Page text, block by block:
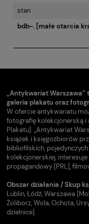
stan
bdb-. [małe otarcia
„Antykwariat
galeria plakatu oraz
W ofercie antykwariatu
fotografię kolekcjonerską i
Plakatu]. „Antykwariat
książek i księgozbiorów
bibliofilskich,
kolekcjonerskiej,
propagandowy [PRL],
Obszar działania / Skup
Lublin, Łódź, Warszawa
Żoliborz, Wola, Ochota,
dzielnice].